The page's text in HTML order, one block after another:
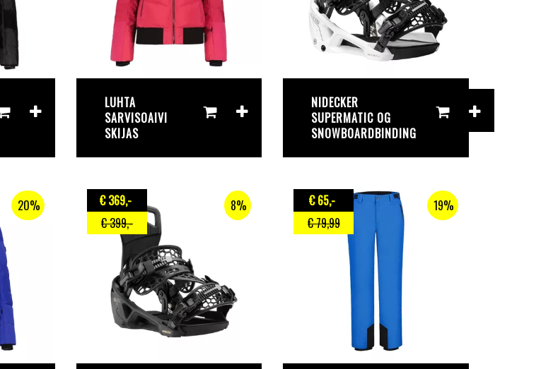
LUHTA
SARVISOAIVI
SKIJAS
NIDECKER
SUPERMATIC OG
SNOWBOARDBINDING
20% € 369,-
€ 399,-
8% € 65,-
€ 79,99
19%